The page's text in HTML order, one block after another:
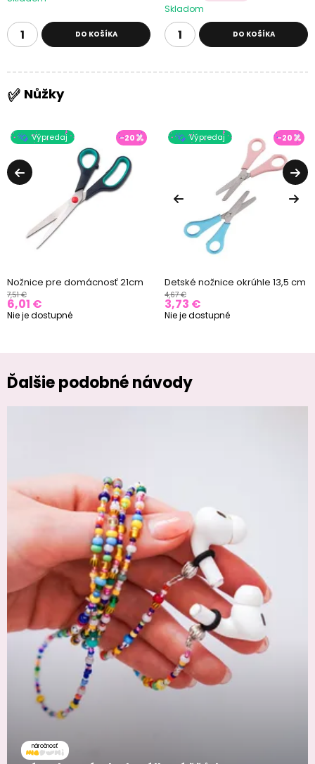
DO KOŠÍKA
Skladom
DO KOŠÍKA
Nůžky
Výpredaj -20
Nožnice pre domácnosť 21cm
7,51 €
6,01 €
Nie je dostupné
Výpredaj -20
Detské nožnice okrúhle 13,5 cm
4,67 €
3,73 €
Nie je dostupné
Ďalšie podobné návody
náročnosť